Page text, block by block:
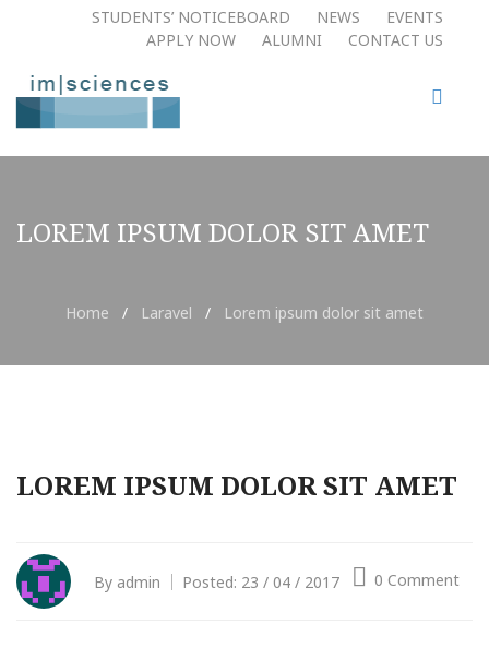
STUDENTS’ NOTICEBOARD NEWS
EVENTS
APPLY NOW​
ALUMNI CONTACT US
LOREM IPSUM DOLOR SIT AMET
Home / Laravel / Lorem ipsum dolor sit amet
LOREM IPSUM DOLOR SIT AMET
By admin Posted: 23 / 04 / 2017 0 Comment